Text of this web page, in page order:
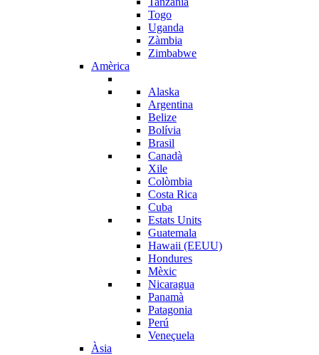
Togo
Uganda
Zàmbia
Zimbabwe
Amèrica
Alaska
Argentina
Belize
Bolívia
Brasil
Canadà
Xile
Colòmbia
Costa Rica
Cuba
Estats Units
Guatemala
Hawaii (EEUU)
Hondures
Mèxic
Nicaragua
Panamà
Patagonia
Perú
Veneçuela
Àsia